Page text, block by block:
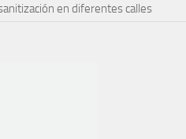
en diferentes calles